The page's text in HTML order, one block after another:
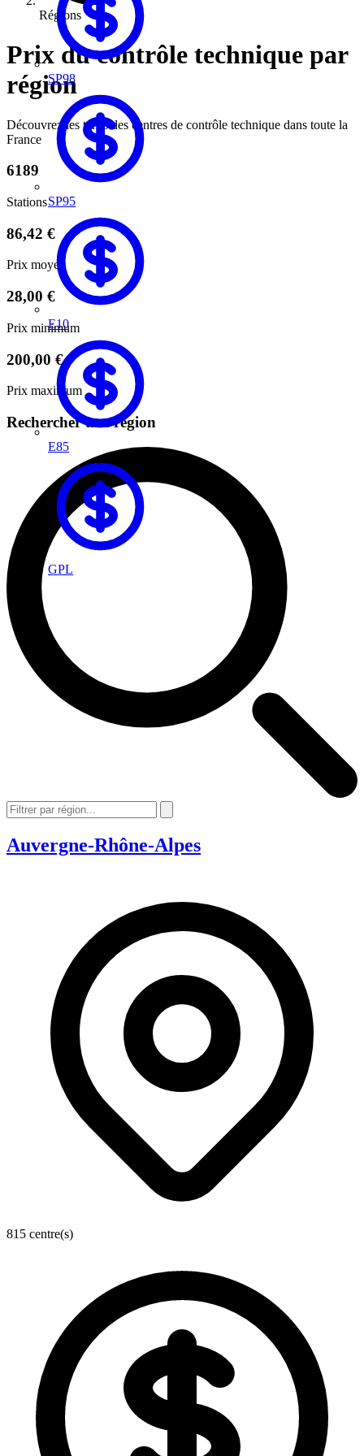
SP98
SP95
E10
E85
GPL
Régions
Prix du contrôle technique par
région
Découvrez les tarifs des centres de contrôle technique dans toute la
France
6189
Stations
86,42 €
Prix moyen
28,00 €
Prix minimum
200,00 €
Prix maximum
Rechercher une région
Auvergne-Rhône-Alpes
815 centre(s)